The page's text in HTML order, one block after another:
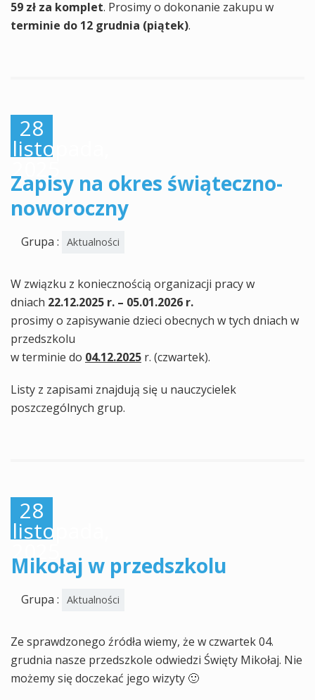
59 zł za komplet. Prosimy o dokonanie zakupu w
terminie do 12 grudnia (piątek).
28
listopada,
2025
Zapisy na okres świąteczno-
noworoczny
Grupa : Aktualności
W związku z koniecznością organizacji pracy w
dniach 22.12.2025 r. – 05.01.2026 r.
prosimy o zapisywanie dzieci obecnych w tych dniach w
przedszkolu
w terminie do 04.12.2025 r. (czwartek).
Listy z zapisami znajdują się u nauczycielek
poszczególnych grup.
28
listopada,
2025
Mikołaj w przedszkolu
Grupa : Aktualności
Ze sprawdzonego źródła wiemy, że w czwartek 04.
grudnia nasze przedszkole odwiedzi Święty Mikołaj. Nie
możemy się doczekać jego wizyty 🙂